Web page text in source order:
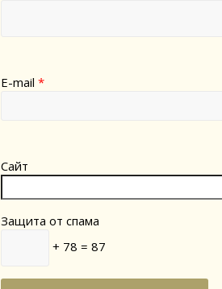
E-mail *
Сайт
Защита от спама
+ 78 = 87